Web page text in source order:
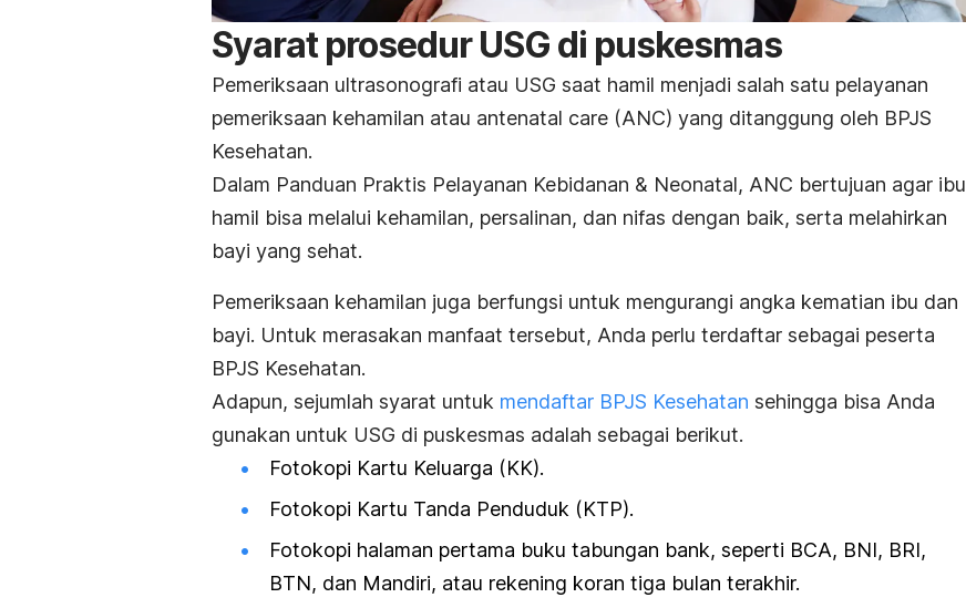
Syarat prosedur USG di puskesmas
Pemeriksaan ultrasonografi atau USG saat hamil menjadi salah satu pelayanan
pemeriksaan kehamilan atau antenatal care (ANC) yang ditanggung oleh BPJS
Kesehatan.
Dalam Panduan Praktis Pelayanan Kebidanan & Neonatal, ANC bertujuan agar ibu
hamil bisa melalui kehamilan, persalinan, dan nifas dengan baik, serta melahirkan
bayi yang sehat.
Pemeriksaan kehamilan juga berfungsi untuk mengurangi angka kematian ibu dan
bayi. Untuk merasakan manfaat tersebut, Anda perlu terdaftar sebagai peserta
BPJS Kesehatan.
Adapun, sejumlah syarat untuk mendaftar BPJS Kesehatan sehingga bisa Anda
gunakan untuk USG di puskesmas adalah sebagai berikut.
Fotokopi Kartu Keluarga (KK).
Fotokopi Kartu Tanda Penduduk (KTP).
Fotokopi halaman pertama buku tabungan bank, seperti BCA, BNI, BRI,
BTN, dan Mandiri, atau rekening koran tiga bulan terakhir.